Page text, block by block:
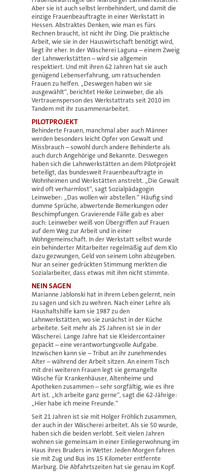
Aber sie ist auch selbst lernbehindert, und damit die
einzige Frauenbeauftragte in einer Werkstatt in
Hessen. Abstraktes Denken, wie man es fürs
Rechnen braucht, ist nicht ihr Ding. Die praktische
Arbeit, wie sie in der Hauswirtschaft benötigt wird,
liegt ihr eher. In der Wäscherei Laguna – einem Zweig
der Lahnwerkstätten – wird sie allgemein
respektiert. Und mit ihren 62 Jahren hat sie auch
genügend Lebenserfahrung, um ratsuchenden
Frauen zu helfen. „Deswegen haben wir sie
ausgewählt“, berichtet Heike Leinweber, die als
Vertrauensperson des Werkstattrats seit 2010 im
Tandem mit ihr zusammenarbeitet.
PILOTPROJEKT
Behinderte Frauen, manchmal aber auch Männer
werden besonders leicht Opfer von Gewalt und
Missbrauch – sowohl durch andere Behinderte als
auch durch Angehörige und Bekannte. Deswegen
haben sich die Lahnwerkstätten an dem Pilotprojekt
beteiligt, das bundesweit Frauenbeauftragte in
Wohnheimen und Werkstätten anstrebt. „Die Gewalt
wird oft verharmlost“, sagt Sozialpädagogin
Leinweber: „Das wollen wir abstellen.“ Häufig sind
dumme Sprüche, abwertende Bemerkungen oder
Beschimpfungen. Gravierende Fälle gab es aber
auch: Leinweber weiß von Übergriffen auf Frauen
auf dem Weg zur Arbeit und in einer
Wohngemeinschaft. In der Werkstatt selbst wurde
ein behinderter Mitarbeiter regelmäßig auf dem Klo
dazu gezwungen, Geld von seinem Lohn abzugeben.
Nur an seiner gedrückten Stimmung merkten die
Sozialarbeiter, dass etwas mit ihm nicht stimmte.
NEIN SAGEN
Marianne Jablonski hat in ihrem Leben gelernt, nein
zu sagen und sich zu wehren. Nach einer Lehre als
Haushaltshilfe kam sie 1987 zu den
Lahnwerkstätten, wo sie zunächst in der Küche
arbeitete. Seit mehr als 25 Jahren ist sie in der
Wäscherei. Lange Jahre hat sie Kleidercontainer
gepackt – eine verantwortungsvolle Aufgabe.
Inzwischen kann sie – Tribut an ihr zunehmendes
Alter – während der Arbeit sitzen. An einem Tisch
mit drei weiteren Frauen legt sie gemangelte
Wäsche für Krankenhäuser, Altenheime und
Apotheken zusammen – sehr sorgfältig, wie es ihre
Art ist. „Ich arbeite ganz gerne“, sagt die 62-Jährige:
„Hier habe ich meine Freunde.“
Seit 21 Jahren ist sie mit Holger Fröhlich zusammen,
der auch in der Wäscherei arbeitet. Als sie 50 wurde,
haben sich die beiden verlobt. Seit vielen Jahren
wohnen sie gemeinsam in einer Einliegerwohnung im
Haus ihres Bruders in Wetter. Jeden Morgen fahren
sie mit Zug und Bus ins 15 Kilometer entfernte
Marburg. Die Abfahrtszeiten hat sie genau im Kopf.